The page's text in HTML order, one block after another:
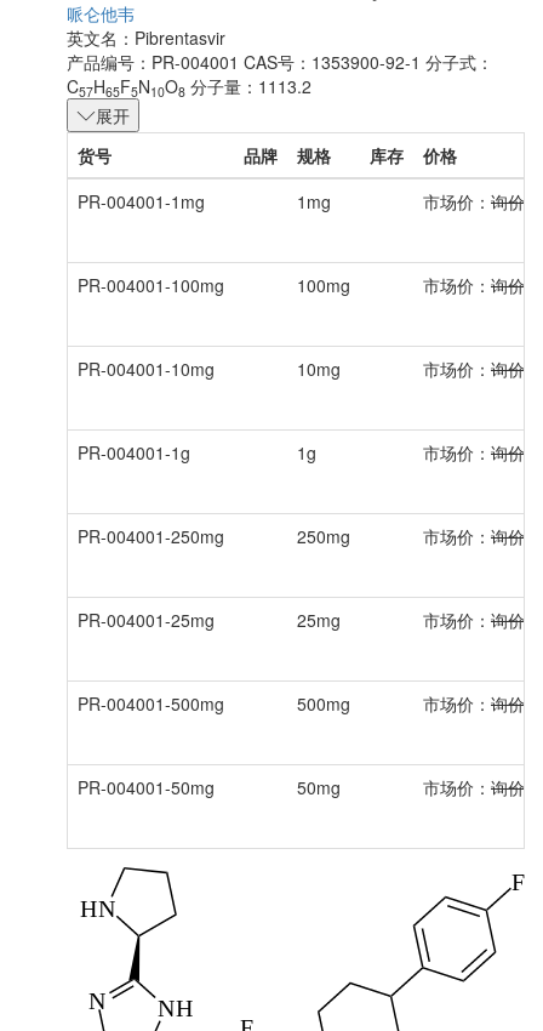
哌仑他韦
英文名： Pibrentasvir
产品编号：PR-004001 CAS号：1353900-92-1 分子式：
C57H65F5N10O8 分子量：1113.2
展开
货号
品牌 规格 库存
价格
PR-004001-1mg
1mg 市场价： 询价
PR-004001-100mg 100mg 市场价： 询价
PR-004001-10mg 10mg 市场价： 询价
PR-004001-1g 1g 市场价： 询价
PR-004001-250mg 250mg 市场价： 询价
PR-004001-25mg 25mg 市场价： 询价
PR-004001-500mg 500mg 市场价： 询价
PR-004001-50mg 50mg 市场价： 询价